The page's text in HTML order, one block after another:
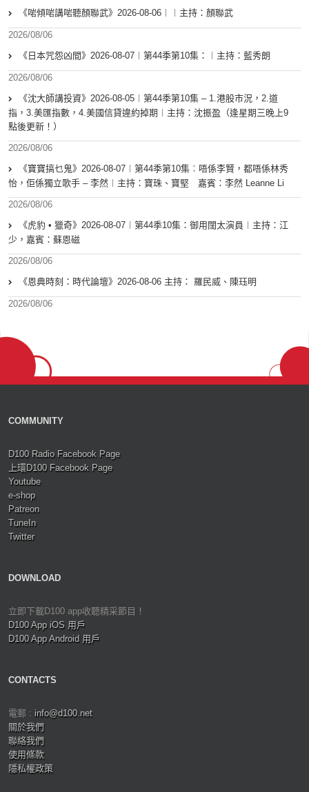
《啱傾啱講啱聽顏聯武》2026-08-06︱︱主持：顏聯武
2026/08/06
《日本咒怨凶間》2026-08-07︱第44季第10集：︱主持：藍秀朗
2026/08/06
《沈大師講投資》2026-08-05︱第44季第10集 – 1.港股市況，2.道
指，3.美匯指數，4.美國信貸違約掉期︱主持：沈振盈（逢星期三晚上9
點後更新！）
2026/08/06
《寶寶搞乜鬼》2026-08-07︱第44季第10集︰唔係李賢，都唔係林秀
怡，佢係獨立歌手 – 李然︱主持：寶珠、寶堅 嘉賓：李然 Leanne Li
2026/08/06
《虎豹 • 獵奇》2026-08-07︱第44季10集：御用闊太演員︱主持：江
少，嘉賓：蘇恩磁
2026/08/06
《恩典時刻：時代論壇》2026-08-06 主持： 羅民威、陳珏明
2026/08/06
COMMUNITY
D100 Radio Facebook Page
上環D100 Facebook Page
Youtube
e-shop
Patreon
TuneIn
Twitter
DOWNLOAD
立即下載D100 app收聽精采節目！
D100 App iOS 用戶
D100 App Android 用戶
CONTACTS
電郵 : info@d100.net
關於我們
聯絡我們
使用條款
隱私權政策